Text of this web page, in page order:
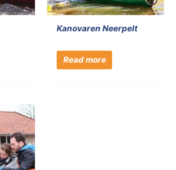
Kanovaren Neerpelt
Read more